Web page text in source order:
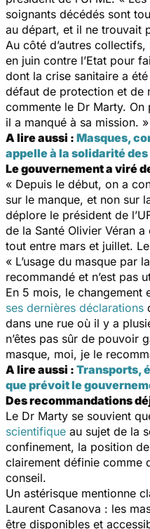
soignants décédés sont
au départ, et il ne trouvait
Au côté d’autres
en juin contre l’Etat pour
dont la crise sanitaire a
défaut de protection et de
commente le Dr Marty. On
il a manqué à sa mission. »
A lire aussi : Masques,
appelle à la solidarité
Le gouvernement a viré
« Depuis le début, on a
sur le manque, et non sur
déplore le président de
de la Santé Olivier Véran
tout entre mars et juillet.
« L’usage du masque par
recommandé et n’est pas
En 5 mois, le changement
ses dernières déclarations
dans une rue où il y a
n’êtes pas sûr de pouvoir
masque, moi, je le
A lire aussi : Transports,
que prévoit le
Des recommandations
Le Dr Marty se souvient
scientifique au sujet de la
confinement, la position
clairement définie comme
conseil.
Un astérisque mentionne
Laurent Casanova : les
être disponibles et